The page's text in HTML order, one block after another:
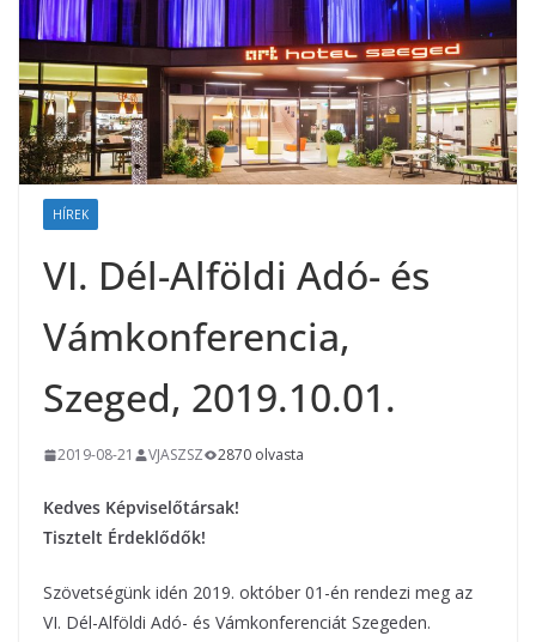
HÍREK
VI. Dél-Alföldi Adó- és
Vámkonferencia,
Szeged, 2019.10.01.
2019-08-21 VJASZSZ 2870 olvasta
Kedves Képviselőtársak!
Tisztelt Érdeklődők!
Szövetségünk idén 2019. október 01-én rendezi meg az
VI. Dél-Alföldi Adó- és Vámkonferenciát Szegeden.